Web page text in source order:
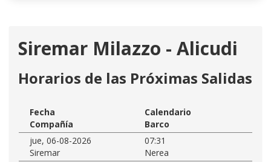
Siremar Milazzo - Alicudi
Horarios de las Próximas Salidas
Fecha
Calendario
Compañía
Barco
jue, 06-08-2026
07:31
Siremar
Nerea